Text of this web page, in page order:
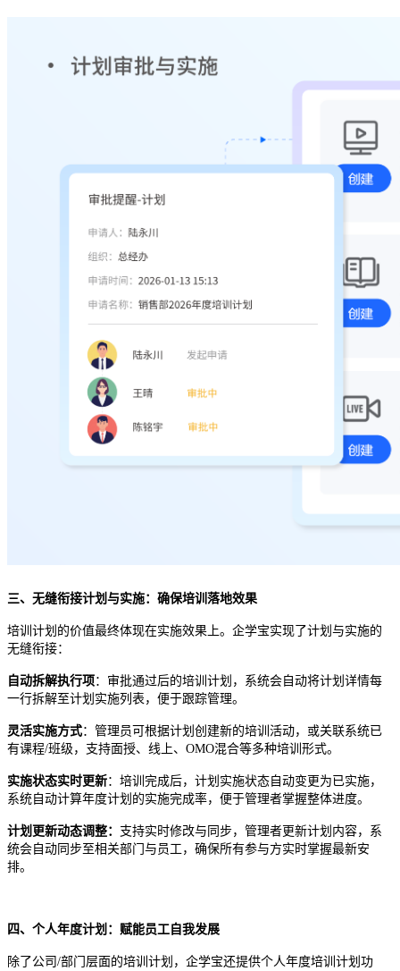
三、无缝衔接计划与实施：确保培训落地效果
培训计划的价值最终体现在实施效果上。企学宝实现了计划与实施的
无缝衔接：
自动拆解执行项 ：审批通过后的培训计划，系统会自动将计划详情每
一行拆解至计划实施列表，便于跟踪管理。
灵活实施方式：管理员可根据计划创建新的培训活动，或关联系统已
有课程/班级，支持面授、线上、OMO混合等多种培训形式。
实施状态实时更新：培训完成后，计划实施状态自动变更为已实施，
系统自动计算年度计划的实施完成率，便于管理者掌握整体进度。
计划更新动态调整： 支持实时修改与同步，管理者更新计划内容，系
统会自动同步至相关部门与员工，确保所有参与方实时掌握最新安
排。
四、个人年度计划：赋能员工自我发展
除了公司 /部门层面的培训计划，企学宝还提供个人年度培训计划功